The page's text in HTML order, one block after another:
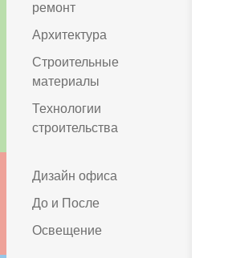
ремонт
Архитектура
Строительные
материалы
Технологии
строительства
Дизайн офиса
До и После
Освещение